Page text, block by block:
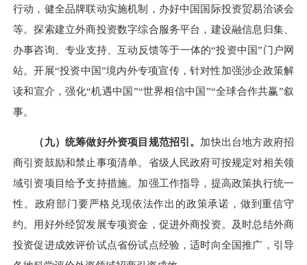
行动，健全品牌联动实施机制，办好中国国际投资贸易洽谈会
等。探索建立外商投资数字综合服务平台，建设融信息归集、
办事咨询、专业支持、互动反馈等于一体的“投资中国”门户网
站。开展“投资中国”境内外专项宣传，针对性加强涉企政策解
读和宣介，强化“机遇中国”“世界相信中国”“全球合作共赢”叙
事。
（九）统筹做好外资项目规范招引。 加快出台地方政府招
商引资鼓励和禁止事项清单。省级人民政府可按规定对相关领
域引资项目给予支持措施。加强工作指导，提高政策执行统一
性。政府部门要严格兑现依法作出的政策承诺，做到重信守
约。用好外经贸发展专项资金，促进外商投资。及时总结外商
投资促进成效评价试点省份试点经验，适时向全国推广，引导